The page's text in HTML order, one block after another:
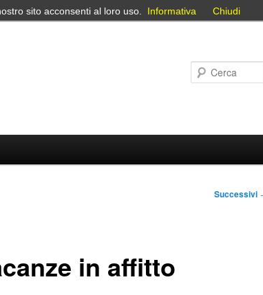
Successivi
in affitto
sito acconsenti al loro uso. Informativa Chiudi